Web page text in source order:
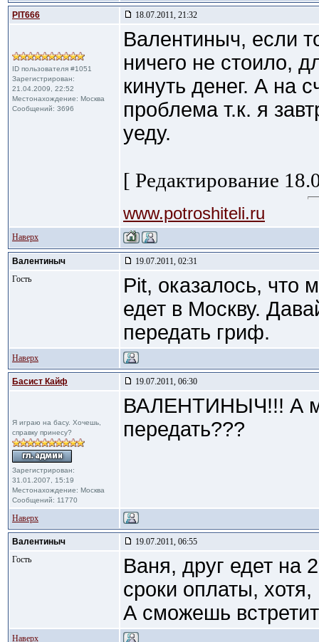
PIT666 18.07.2011, 21:32
ID пользователя #1051
Зарегистрирован:
21.04.2009, 22:52
Местонахождение: Москва
Сообщений: 3696
Валентиныч, если
ничего не стоило,
кинуть денег. А на
проблема т.к. я
уеду.
[ Редактирование
www.potroshiteli.ru
Наверх
Валентиныч
19.07.2011, 02:31
Гость
Pit, оказалось, что
едет в Москву.
передать гриф.
Наверх
Басист Кайф 19.07.2011, 06:30
Я играю на басу. Хочешь,
справку принесу?
Зарегистрирован:
31.01.2007, 15:19
Местонахождение: Москва
Сообщений: 11770
ВАЛЕНТИНЫЧ!!! А
передать???
Наверх
Валентиныч
19.07.2011, 06:55
Гость
Ваня, друг едет на
сроки оплаты,
А сможешь
Наверх